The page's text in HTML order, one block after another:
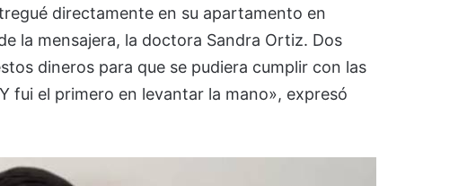
directamente en su apartamento en
la mensajera, la doctora Sandra Ortiz. Dos
dineros para que se pudiera cumplir con las
fui el primero en levantar la mano», expresó